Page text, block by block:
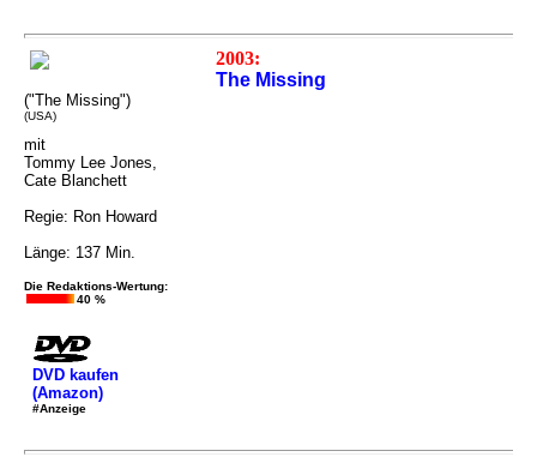
2003:
The Missing
("The Missing")
(USA)
mit
Tommy Lee Jones,
Cate Blanchett
Regie: Ron Howard
Länge: 137 Min.
Die Redaktions-Wertung:
40 %
DVD kaufen
(Amazon)
#Anzeige